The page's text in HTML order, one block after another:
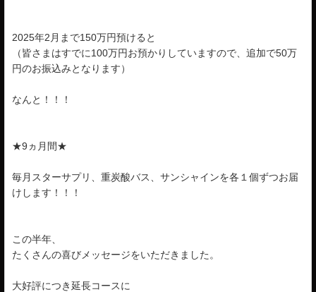
2025年2月まで150万円預けると
（皆さまはすでに100万円お預かりしていますので、追加で50万
円のお振込みとなります）
なんと！！！
★9ヵ月間★
毎月スターサプリ、重炭酸バス、サンシャインを各１個ずつお届
けします！！！
この半年、
たくさんの喜びメッセージをいただきました。
大好評につき延長コースに